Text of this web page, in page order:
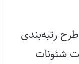
رتبه‌بندی
شئونات